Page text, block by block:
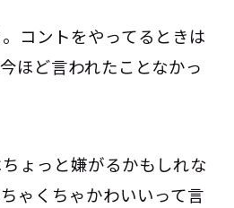
コントをやってるときは
ほど言われたことなかっ
ょっと嫌がるかもしれな
ゃくちゃかわいいって言